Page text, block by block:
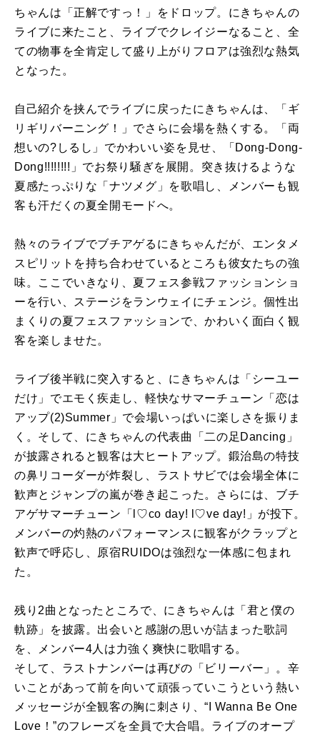
ちゃんは「正解ですっ！」をドロップ。にきちゃんの
ライブに来たこと、ライブでクレイジーなること、全
ての物事を全肯定して盛り上がりフロアは強烈な熱気
となった。
自己紹介を挟んでライブに戻ったにきちゃんは、「ギ
リギリバーニング！」でさらに会場を熱くする。「両
想いの?しるし」でかわいい姿を見せ、「Dong-Dong-
Dong!!!!!!!!」でお祭り騒ぎを展開。突き抜けるような
夏感たっぷりな「ナツメグ」を歌唱し、メンバーも観
客も汗だくの夏全開モードへ。
熱々のライブでブチアゲるにきちゃんだが、エンタメ
スピリットを持ち合わせているところも彼女たちの強
味。ここでいきなり、夏フェス参戦ファッションショ
ーを行い、ステージをランウェイにチェンジ。個性出
まくりの夏フェスファッションで、かわいく面白く観
客を楽しませた。
ライブ後半戦に突入すると、にきちゃんは「シーユー
だけ」でエモく疾走し、軽快なサマーチューン「恋は
アップ(2)Summer」で会場いっぱいに楽しさを振りま
く。そして、にきちゃんの代表曲「二の足Dancing」
が披露されると観客は大ヒートアップ。鍛治島の特技
の鼻リコーダーが炸裂し、ラストサビでは会場全体に
歓声とジャンプの嵐が巻き起こった。さらには、ブチ
アゲサマーチューン「l♡co day! l♡ve day!」が投下。
メンバーの灼熱のパフォーマンスに観客がクラップと
歓声で呼応し、原宿RUIDOは強烈な一体感に包まれ
た。
残り2曲となったところで、にきちゃんは「君と僕の
軌跡」を披露。出会いと感謝の思いが詰まった歌詞
を、メンバー4人は力強く爽快に歌唱する。
そして、ラストナンバーは再びの「ビリーバー」。辛
いことがあって前を向いて頑張っていこうという熱い
メッセージが全観客の胸に刺さり、“I Wanna Be One
Love！”のフレーズを全員で大合唱。ライブのオープ